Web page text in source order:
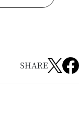
SHARE